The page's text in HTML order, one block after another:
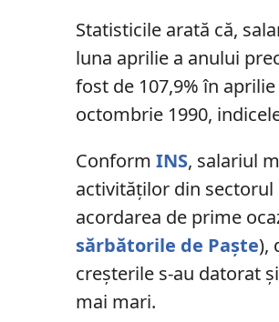
Statisticile arată că,
luna aprilie a anului
fost de 107,9% în
octombrie 1990,
ConformINS, salariul
activităţilor din sectorul
acordarea de prime
sărbătorile de Paște),
creșterile s-au datorat
mai mari.